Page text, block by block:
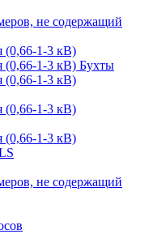
не содержащий
(0,66-1-3 кВ)
(0,66-1-3 кВ) Бухты
(0,66-1-3 кВ)
(0,66-1-3 кВ)
(0,66-1-3 кВ)
не содержащий